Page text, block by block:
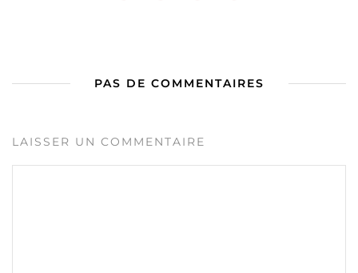
PAS DE COMMENTAIRES
LAISSER UN COMMENTAIRE